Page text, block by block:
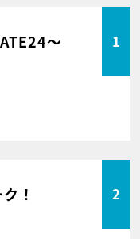
～ 1
！ 2